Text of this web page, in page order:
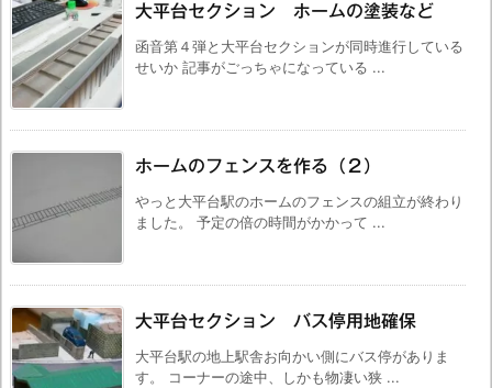
大平台セクション ホームの塗装など
函音第４弾と大平台セクションが同時進行している
せいか 記事がごっちゃになっている ...
ホームのフェンスを作る（２）
やっと大平台駅のホームのフェンスの組立が終わり
ました。 予定の倍の時間がかかって ...
大平台セクション バス停用地確保
大平台駅の地上駅舎お向かい側にバス停がありま
す。 コーナーの途中、しかも物凄い狭 ...